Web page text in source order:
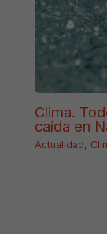
Clima.
caída en
Actualidad,